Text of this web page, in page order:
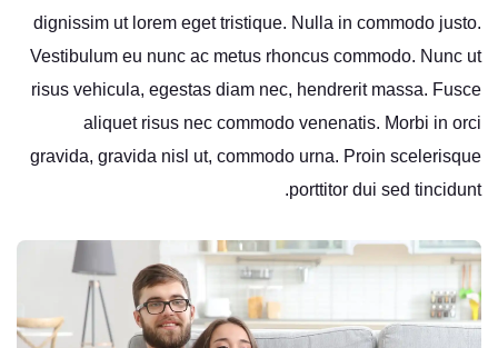
dignissim ut lorem eget tristique. Nulla in commodo justo.
Vestibulum eu nunc ac metus rhoncus commodo. Nunc ut
risus vehicula, egestas diam nec, hendrerit massa. Fusce
aliquet risus nec commodo venenatis. Morbi in orci
gravida, gravida nisl ut, commodo urna. Proin scelerisque
porttitor dui sed tincidunt.